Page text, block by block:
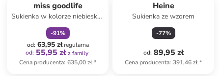
miss goodlife
Sukienka w kolorze niebiesko-
zielonym
-91%
od: 63,95 złregularna
od: 55,95 zł z family
Cena producenta: 635,00 zł*
Heine
Sukienka ze wzorem
-77%
od: 89,95 zł
Cena producenta: 391,46 zł*